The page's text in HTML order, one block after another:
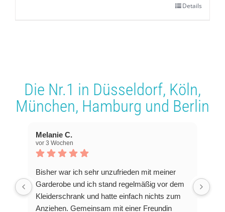
auf.
Die
können
Produktseite
gewählt
Details
Die Nr.1 in Düsseldorf, Köln,
München, Hamburg und Berlin
Melanie C.
vor 3 Wochen
Bisher war ich sehr unzufrieden mit meiner
Garderobe und ich stand regelmäßig vor dem
Kleiderschrank und hatte einfach nichts zum
Anziehen. Gemeinsam mit einer Freundin